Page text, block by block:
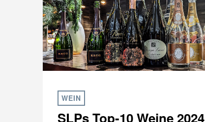
WEIN
SLPs Top-10 Weine 2024